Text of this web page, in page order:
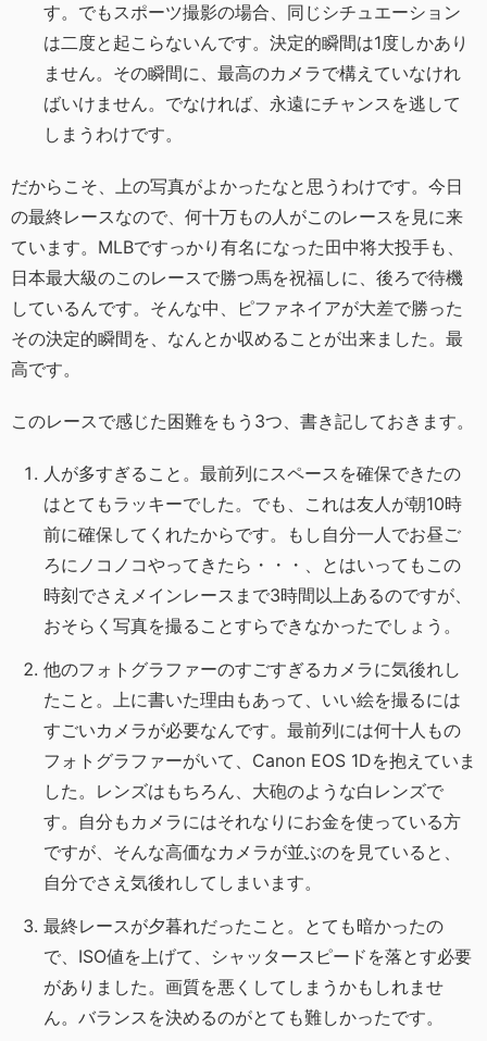
す。でもスポーツ撮影の場合、同じシチュエーション
は二度と起こらないんです。決定的瞬間は1度しかあり
ません。その瞬間に、最高のカメラで構えていなけれ
ばいけません。でなければ、永遠にチャンスを逃して
しまうわけです。
だからこそ、上の写真がよかったなと思うわけです。今日
の最終レースなので、何十万もの人がこのレースを見に来
ています。MLBですっかり有名になった田中将大投手も、
日本最大級のこのレースで勝つ馬を祝福しに、後ろで待機
しているんです。そんな中、ピファネイアが大差で勝った
その決定的瞬間を、なんとか収めることが出来ました。最
高です。
このレースで感じた困難をもう3つ、書き記しておきます。
人が多すぎること。最前列にスペースを確保できたの
はとてもラッキーでした。でも、これは友人が朝10時
前に確保してくれたからです。もし自分一人でお昼ご
ろにノコノコやってきたら・・・、とはいってもこの
時刻でさえメインレースまで3時間以上あるのですが、
おそらく写真を撮ることすらできなかったでしょう。
他のフォトグラファーのすごすぎるカメラに気後れし
たこと。上に書いた理由もあって、いい絵を撮るには
すごいカメラが必要なんです。最前列には何十人もの
フォトグラファーがいて、Canon EOS 1Dを抱えていま
した。レンズはもちろん、大砲のような白レンズで
す。自分もカメラにはそれなりにお金を使っている方
ですが、そんな高価なカメラが並ぶのを見ていると、
自分でさえ気後れしてしまいます。
最終レースが夕暮れだったこと。とても暗かったの
で、ISO値を上げて、シャッタースピードを落とす必要
がありました。画質を悪くしてしまうかもしれませ
ん。バランスを決めるのがとても難しかったです。